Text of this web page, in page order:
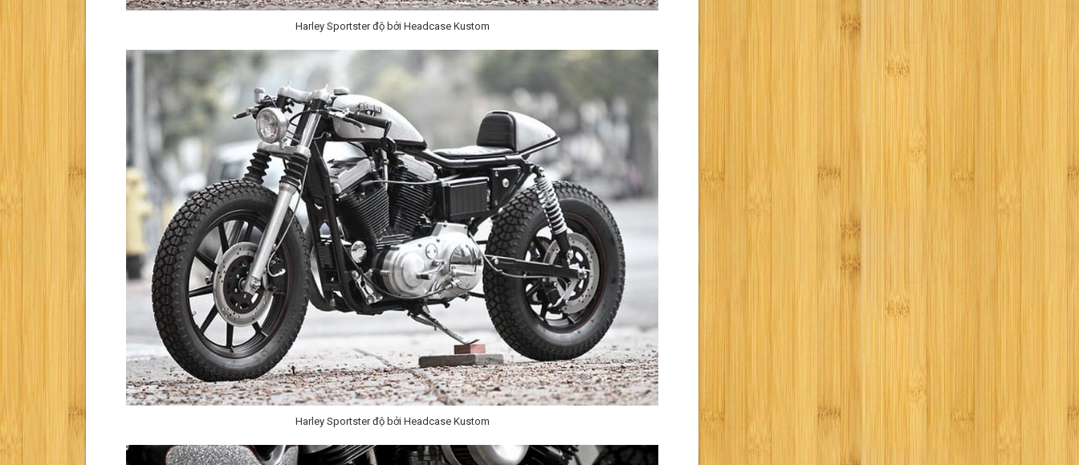
Harley Sportster độ bởi Headcase Kustom
Harley Sportster độ bởi Headcase Kustom